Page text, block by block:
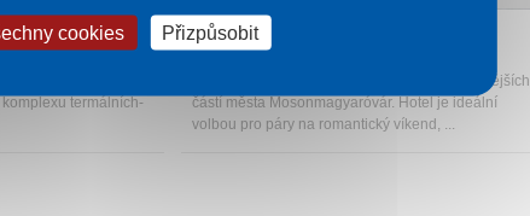
termálních-
HOTEL AQUASOL
Aquasol Resort se nachází v jedné z nejkrásnějších
částí města Mosonmagyaróvár. Hotel je ideální
volbou pro páry na romantický víkend, ...
cookies Přizpůsobit